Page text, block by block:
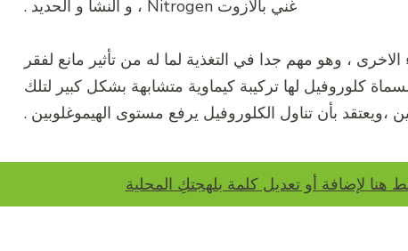
غني بالآزوت Nitrogen ، و النشا و الحديد .
، وهو مهم جدا في التغذية لما له من تأثير مانع لفقر
كلوروفيل لها تركيبة كيماوية متشابهة بشكل كبير لتلك
،ويعتقد بأن تناول الكلوروفيل يرفع مستوى الهيموغلوبين .
هنا لإضافة أو تعديل كلمة بلهجتكِ المحلية